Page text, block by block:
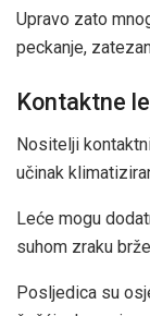
Upravo zato
peckanje,
Kontaktne
Nositelji
učinak
Leće mogu
suhom zraku
Posljedica su